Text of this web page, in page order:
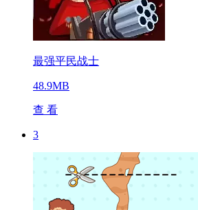
最强平民战士
48.9MB
查 看
3